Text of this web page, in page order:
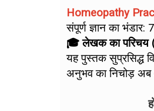
Homeopathy
संपूर्ण ज्ञान का
🎓 लेखक का परिचय
यह पुस्तक सुप्रसिद्ध
अनुभव का निचोड़